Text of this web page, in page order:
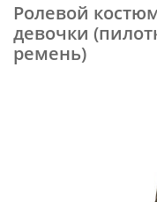
Ролевой
девочки
ремень)